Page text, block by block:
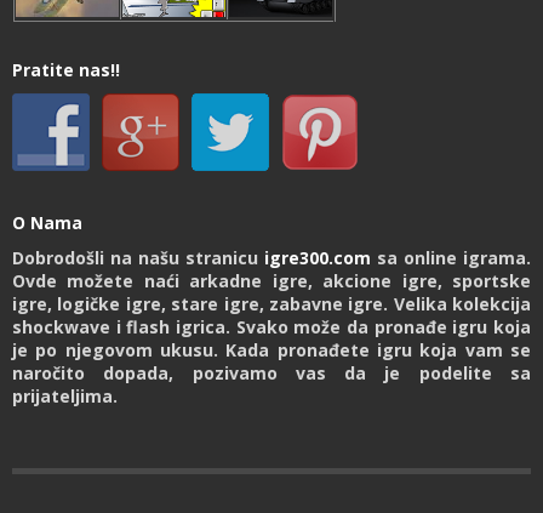
Pratite nas!!
O Nama
Dobrodošli na našu stranicu igre300.com sa online igrama.
Ovde možete naći arkadne igre, akcione igre, sportske
igre, logičke igre, stare igre, zabavne igre. Velika kolekcija
shockwave i flash igrica. Svako može da pronađe igru koja
je po njegovom ukusu. Kada pronađete igru koja vam se
naročito dopada, pozivamo vas da je podelite sa
prijateljima.